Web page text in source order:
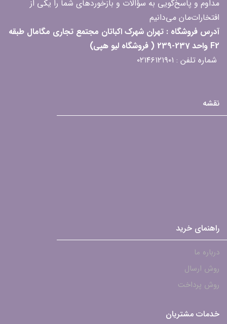
مداوم و پاسخ‌گویی به سؤالات و بازخوردهای شما را یکی از
افتخارات‌مان می‌دانیم
آدرس فروشگاه : تهران شهرک اکباتان مجتمع تجاری مگامال طبقه
F2 واحد 237-239 ( فروشگاه لیو هپی)
شماره تلفن : ۰۲۱۴۶۱۲۱۹۰۱
نقشه
راهنمای خرید
درباره ما
روش ارسال
روش پرداخت
خدمات مشتریان